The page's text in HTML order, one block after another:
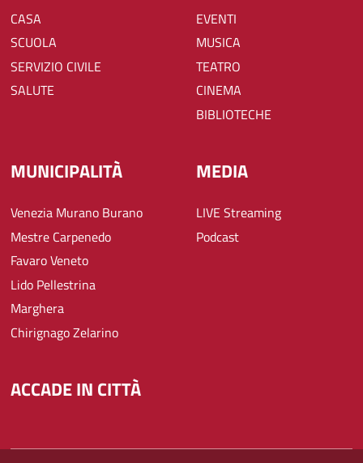
CASA
SCUOLA
SERVIZIO CIVILE
SALUTE
EVENTI
MUSICA
TEATRO
CINEMA
BIBLIOTECHE
MUNICIPALITÀ
Venezia Murano Burano
Mestre Carpenedo
Favaro Veneto
Lido Pellestrina
Marghera
Chirignago Zelarino
MEDIA
LIVE Streaming
Podcast
ACCADE IN CITTÀ